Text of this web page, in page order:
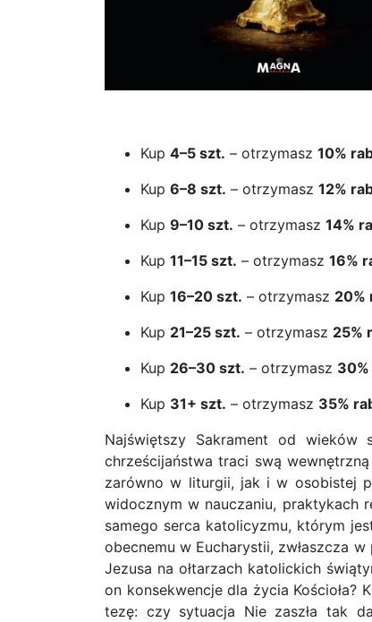
Kup 4–5 szt. – otrzymasz 10%
Kup 6–8 szt. – otrzymasz 12%
Kup 9–10 szt. – otrzymasz 14%
Kup 11–15 szt. – otrzymasz 16%
Kup 16–20 szt. – otrzymasz 20%
Kup 21–25 szt. – otrzymasz 25%
Kup 26–30 szt. – otrzymasz
Kup 31+ szt. – otrzymasz 35%
Najświętszy Sakrament od wieków
chrześcijaństwa traci swą
zarówno w liturgii, jak i w osobistej
widocznym w nauczaniu, praktykach
samego serca katolicyzmu, którym
obecnemu w Eucharystii, zwłaszcza
Jezusa na ołtarzach katolickich
on konsekwencje dla życia
tezę: czy sytuacja Nie zaszła tak